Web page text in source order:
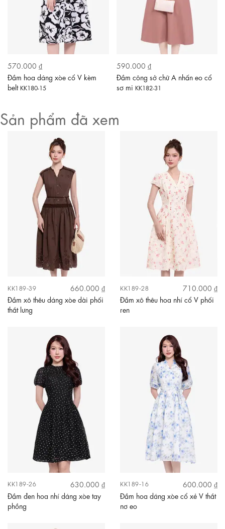
570.000 ₫
Đầm hoa dáng xòe cổ V kèm
belt KK180-15
590.000 ₫
Đầm công sở chữ A nhấn eo cổ
sơ mi KK182-31
Sản phẩm đã xem
KK189-39
660.000 ₫
Đầm xô thêu dáng xòe dài phối
thắt lưng
KK189-28
710.000 ₫
Đầm xô thêu hoa nhí cổ V phối
ren
KK189-26
630.000 ₫
Đầm đen hoa nhí dáng xòe tay
phồng
KK189-16
600.000 ₫
Đầm hoa dáng xòe cổ xẻ V thắt
nơ eo